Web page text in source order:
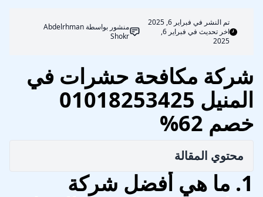
تم النشر في فبراير 6, 2025
اخر تحديث في فبراير 6,
2025
منشور بواسطة Abdelrhman
Shokr
شركة مكافحة حشرات في
المنيل 01018253425
خصم 62%
محتوي المقالة
1. ما هي أفضل شركة